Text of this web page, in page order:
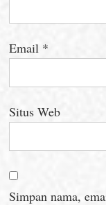
Email *
Situs Web
Simpan nama,